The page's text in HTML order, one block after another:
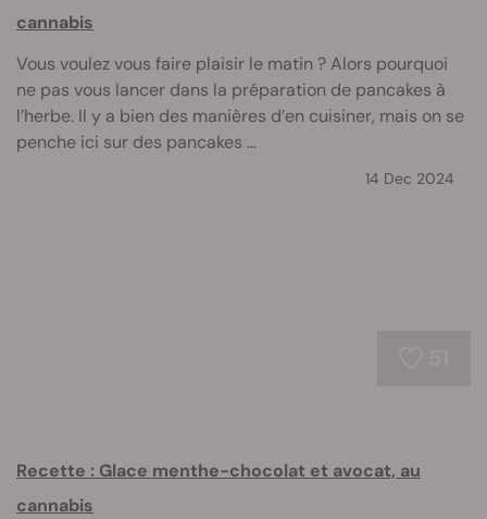
cannabis
Vous voulez vous faire plaisir le matin ? Alors pourquoi
ne pas vous lancer dans la préparation de pancakes à
l’herbe. Il y a bien des manières d’en cuisiner, mais on se
penche ici sur des pancakes ...
14 Dec 2024
Recette : Glace menthe-chocolat et avocat, au
cannabis